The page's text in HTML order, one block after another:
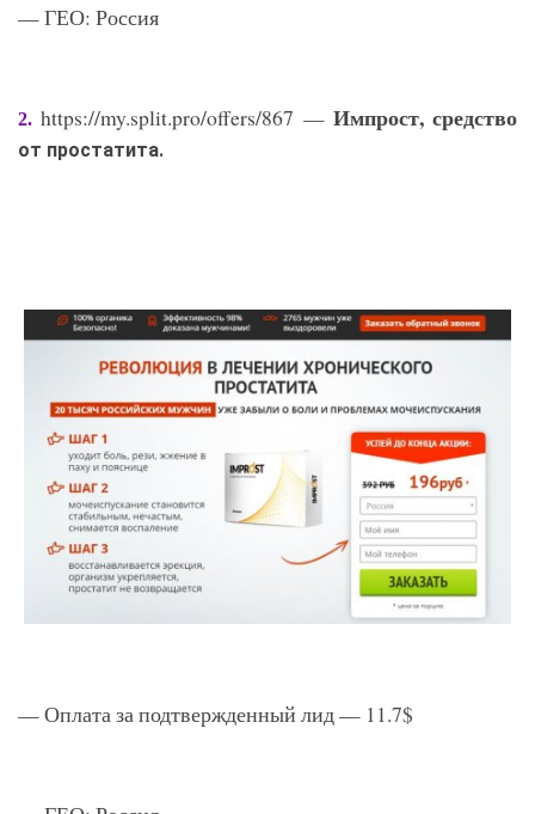
— ГЕО: Россия
2. https://my.split.pro/offers/867 — Импрост, средство
от простатита.
— Оплата за подтвержденный лид — 11.7$